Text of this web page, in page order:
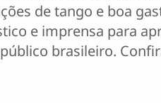
de tango e boa
e imprensa para
brasileiro.